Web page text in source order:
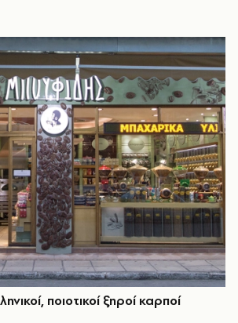
ποιοτικοί ξηροί καρποί